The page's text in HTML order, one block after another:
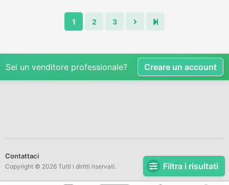
Filtra i risultati
1 2 3
Sei un venditore professionale? Creare un account
Contattaci
Copyright © 2026 Tutti i diritti riservati.